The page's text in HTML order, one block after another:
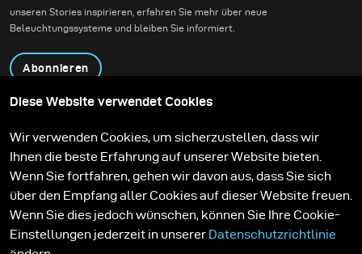
unseren Stories inspirieren, erfahren Sie mehr über neue
Beleuchtungssysteme und bleiben Sie informiert.
Abonnieren
Kontakt
Technologien
Contribute to our blog
Lernen
Support
Karriere
Media Center
Diese Website verwendet Cookies
Wir verwenden Cookies, um sicherzustellen, dass wir
Ihnen die beste Erfahrung auf unserer Website bieten.
Wenn Sie fortfahren, gehen wir davon aus, dass Sie sich
über den Empfang aller Cookies auf dieser Website freuen.
Wenn Sie dies jedoch wünschen, können Sie Ihre Cookie-
Einstellungen jederzeit in unserer Datenschutzrichtlinie